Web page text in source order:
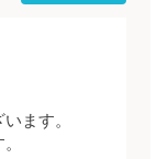
ます。